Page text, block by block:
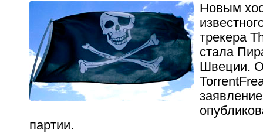
Новым
трекера
стала
Швеции.
партии.